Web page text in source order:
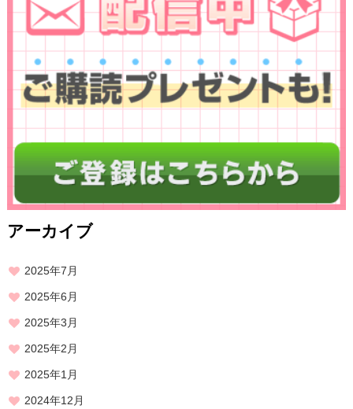
アーカイブ
2025年7月
2025年6月
2025年3月
2025年2月
2025年1月
2024年12月